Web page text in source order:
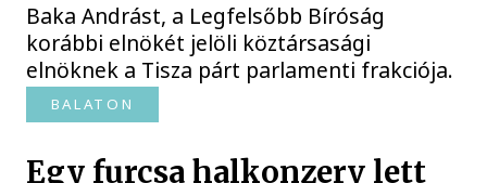
Baka Andrást, a Legfelsőbb Bíróság
korábbi elnökét jelöli köztársasági
elnöknek a Tisza párt parlamenti frakciója.
BALATON
Egy furcsa halkonzerv lett